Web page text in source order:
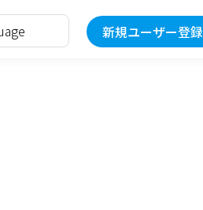
新規ユーザー登録